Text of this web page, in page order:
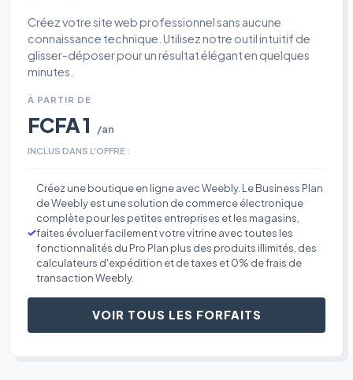
Créez votre site web professionnel sans aucune
connaissance technique. Utilisez notre outil intuitif de
glisser-déposer pour un résultat élégant en quelques
minutes.
À PARTIR DE
FCFA 1 /an
INCLUS DANS L'OFFRE :
Créez une boutique en ligne avec Weebly. Le Business Plan
de Weebly est une solution de commerce électronique
complète pour les petites entreprises et les magasins,
faites évoluer facilement votre vitrine avec toutes les
fonctionnalités du Pro Plan plus des produits illimités, des
calculateurs d'expédition et de taxes et 0% de frais de
transaction Weebly.
VOIR TOUS LES FORFAITS